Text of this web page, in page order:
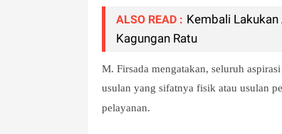
ALSO READ : Kembali Lakukan
Kagungan Ratu
M. Firsada mengatakan, seluruh
usulan yang sifatnya fisik atau usulan
pelayanan.